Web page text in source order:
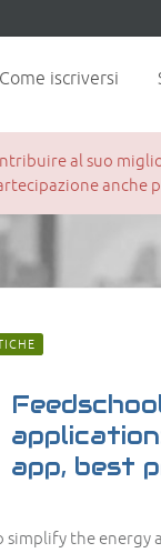
Come iscriversi
al suo
anche
app, best
simplify the energy